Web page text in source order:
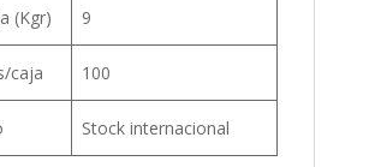
(Kgr) 9
caja 100
Stock internacional